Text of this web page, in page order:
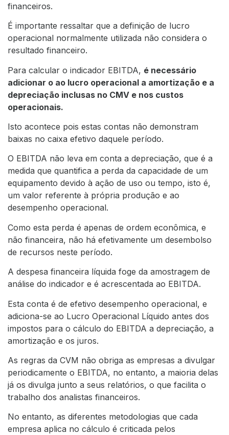
financeiros.
É importante ressaltar que a definição de lucro
operacional normalmente utilizada não considera o
resultado financeiro.
Para calcular o indicador EBITDA, é necessário
adicionar o ao lucro operacional a amortização e a
depreciação inclusas no CMV e nos custos
operacionais.
Isto acontece pois estas contas não demonstram
baixas no caixa efetivo daquele período.
O EBITDA não leva em conta a depreciação, que é a
medida que quantifica a perda da capacidade de um
equipamento devido à ação de uso ou tempo, isto é,
um valor referente à própria produção e ao
desempenho operacional.
Como esta perda é apenas de ordem econômica, e
não financeira, não há efetivamente um desembolso
de recursos neste período.
A despesa financeira líquida foge da amostragem de
análise do indicador e é acrescentada ao EBITDA.
Esta conta é de efetivo desempenho operacional, e
adiciona-se ao Lucro Operacional Líquido antes dos
impostos para o cálculo do EBITDA a depreciação, a
amortização e os juros.
As regras da CVM não obriga as empresas a divulgar
periodicamente o EBITDA, no entanto, a maioria delas
já os divulga junto a seus relatórios, o que facilita o
trabalho dos analistas financeiros.
No entanto, as diferentes metodologias que cada
empresa aplica no cálculo é criticada pelos